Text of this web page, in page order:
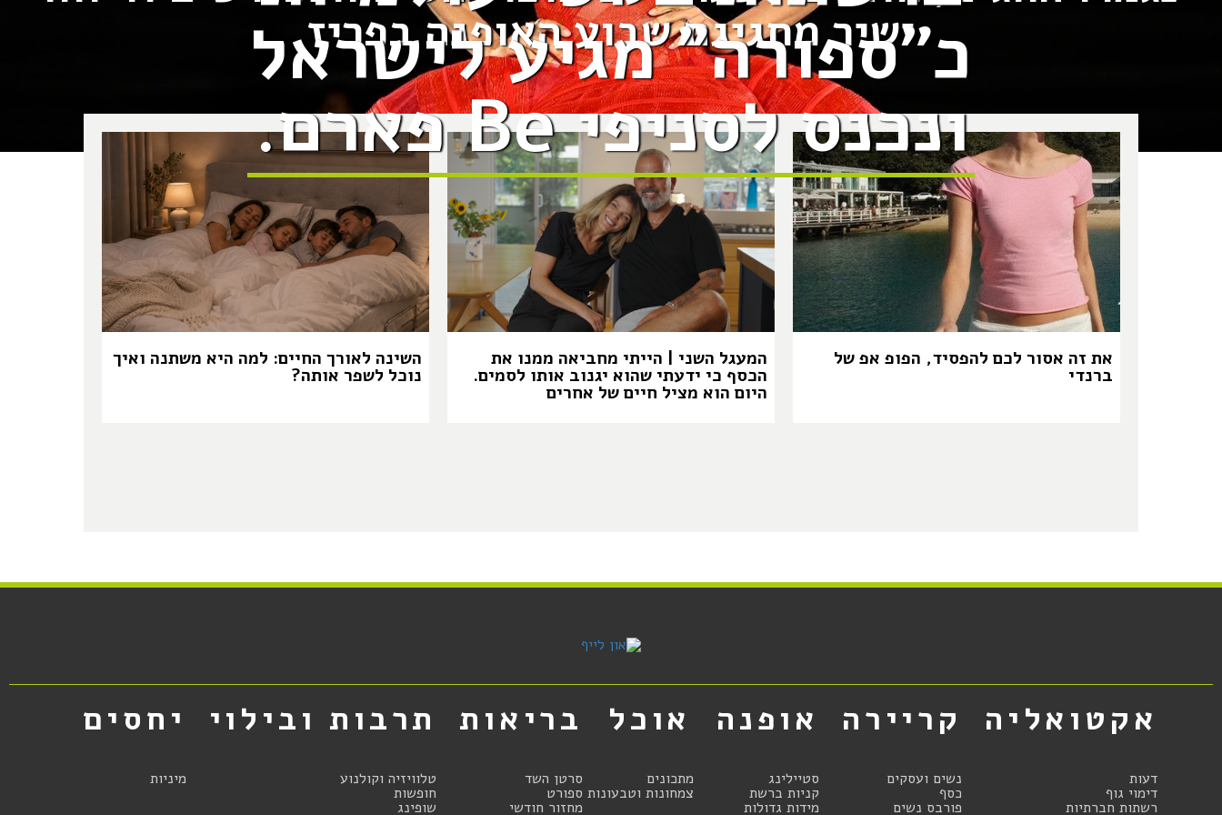
כ״ספורה״ מגיע לישראל
ונכנס לסניפי Be פארם.
ישיר מחגיגת שבוע האופנה בפריז
את זה אסור לכם להפסיד, הפופ אפ של
ברנדי
המעגל השני | הייתי מחביאה ממנו את
הכסף כי ידעתי שהוא יגנוב אותו לסמים.
היום הוא מציל חיים של אחרים
השינה לאורך החיים: למה היא משתנה ואיך
נוכל לשפר אותה?
אקטואליה
דעות
דימוי גוף
רשתות חברתיות
קריירה
נשים ועסקים
כסף
פורבס נשים
אופנה
סטיילינג
קניות ברשת
מידות גדולות
אוכל
מתכונים
צמחונות וטבעונות
בריאות
סרטן השד
ספורט
מחזור חודשי
תרבות ובילוי
טלוויזיה וקולנוע
חופשות
שופינג
יחסים
מיניות